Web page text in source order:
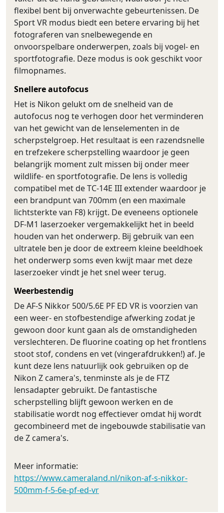
flexibel bent bij onverwachte gebeurtenissen. De
Sport VR modus biedt een betere ervaring bij het
fotograferen van snelbewegende en
onvoorspelbare onderwerpen, zoals bij vogel- en
sportfotografie. Deze modus is ook geschikt voor
filmopnames.
Snellere autofocus
Het is Nikon gelukt om de snelheid van de
autofocus nog te verhogen door het verminderen
van het gewicht van de lenselementen in de
scherpstelgroep. Het resultaat is een razendsnelle
en trefzekere scherpstelling waardoor je geen
belangrijk moment zult missen bij onder meer
wildlife- en sportfotografie. De lens is volledig
compatibel met de TC-14E III extender waardoor je
een brandpunt van 700mm (en een maximale
lichtsterkte van F8) krijgt. De eveneens optionele
DF-M1 laserzoeker vergemakkelijkt het in beeld
houden van het onderwerp. Bij gebruik van een
ultratele ben je door de extreem kleine beeldhoek
het onderwerp soms even kwijt maar met deze
laserzoeker vindt je het snel weer terug.
Weerbestendig
De AF-S Nikkor 500/5.6E PF ED VR is voorzien van
een weer- en stofbestendige afwerking zodat je
gewoon door kunt gaan als de omstandigheden
verslechteren. De fluorine coating op het frontlens
stoot stof, condens en vet (vingerafdrukken!) af. Je
kunt deze lens natuurlijk ook gebruiken op de
Nikon Z camera's, tenminste als je de FTZ
lensadapter gebruikt. De fantastische
scherpstelling blijft gewoon werken en de
stabilisatie wordt nog effectiever omdat hij wordt
gecombineerd met de ingebouwde stabilisatie van
de Z camera's.
Meer informatie:
https://www.cameraland.nl/nikon-af-s-nikkor-
500mm-f-5-6e-pf-ed-vr